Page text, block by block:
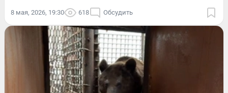
8 мая, 2026, 19:30 618 Обсудить